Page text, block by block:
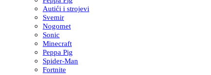
Autići i strojevi
Svemir
Nogomet
Sonic
Minecraft
Peppa Pig
Spider-Man
Fortnite